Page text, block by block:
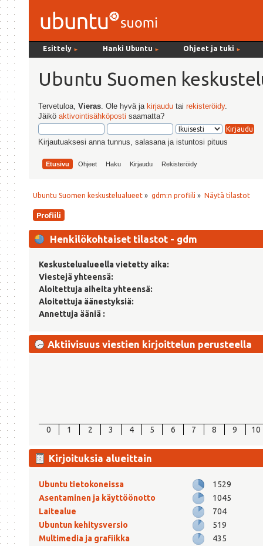
Esittely ► Hanki Ubuntu ► Ohjeet ja tuki ►
Ubuntu Suomen
Tervetuloa,Vieras . Ole hyvä ja kirjaudu tairekisteröidy.
Jäiköaktivointisähköposti saamatta?
Kirjautuaksesi anna tunnus, salasana ja istuntosi pituus
Etusivu Ohjeet Haku Kirjaudu Rekisteröidy
Ubuntu Suomen keskustelualueet » gdm:n profiili » Näytä tilastot
Profiili
Henkilökohtaiset tilastot - gdm
Keskustelualueella vietetty aika:
Viestejä yhteensä:
Aloitettuja aiheita yhteensä:
Aloitettuja äänestyksiä:
Annettuja ääniä :
Aktiivisuus viestien kirjoittelun perusteella
0 1 2 3 4 5 6 7 8 9 10
Kirjoituksia alueittain
Ubuntu tietokoneissa
1529
Asentaminen ja käyttöönotto
1045
Laitealue
704
Ubuntun kehitysversio
519
Multimedia ja grafiikka
435